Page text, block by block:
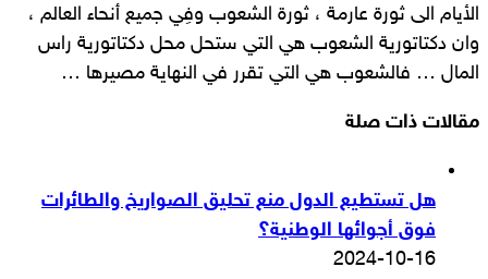
الأيام الى ثورة عارمة ، ثورة الشعوب وفِي جميع أنحاء العالم ،
وان دكتاتورية الشعوب هي التي ستحل محل دكتاتورية راس
المال … فالشعوب هي التي تقرر في النهاية مصيرها …
مقالات ذات صلة
هل تستطيع الدول منع تحليق الصواريخ والطائرات
فوق أجوائها الوطنية؟
2024-10-16